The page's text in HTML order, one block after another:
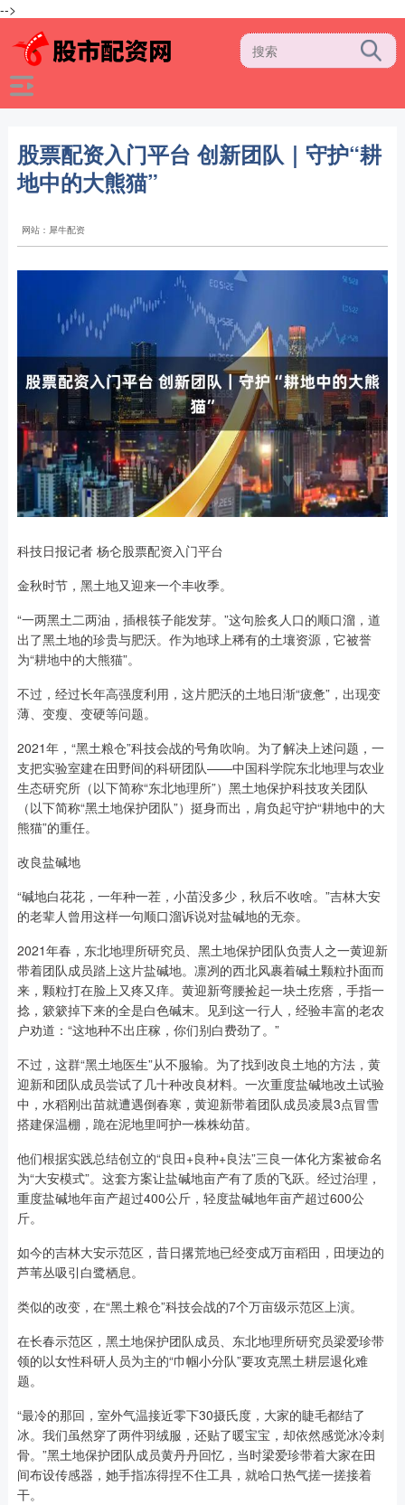
-->
股票配资入门平台 创新团队｜守护“耕
地中的大熊猫”
网站：犀牛配资
科技日报记者 杨仑股票配资入门平台
金秋时节，黑土地又迎来一个丰收季。
“一两黑土二两油，插根筷子能发芽。”这句脍炙人口的顺口溜，道
出了黑土地的珍贵与肥沃。作为地球上稀有的土壤资源，它被誉
为“耕地中的大熊猫”。
不过，经过长年高强度利用，这片肥沃的土地日渐“疲惫”，出现变
薄、变瘦、变硬等问题。
2021年，“黑土粮仓”科技会战的号角吹响。为了解决上述问题，一
支把实验室建在田野间的科研团队——中国科学院东北地理与农业
生态研究所（以下简称“东北地理所”）黑土地保护科技攻关团队
（以下简称“黑土地保护团队”）挺身而出，肩负起守护“耕地中的大
熊猫”的重任。
改良盐碱地
“碱地白花花，一年种一茬，小苗没多少，秋后不收啥。”吉林大安
的老辈人曾用这样一句顺口溜诉说对盐碱地的无奈。
2021年春，东北地理所研究员、黑土地保护团队负责人之一黄迎新
带着团队成员踏上这片盐碱地。凛冽的西北风裹着碱土颗粒扑面而
来，颗粒打在脸上又疼又痒。黄迎新弯腰捡起一块土疙瘩，手指一
捻，簌簌掉下来的全是白色碱末。见到这一行人，经验丰富的老农
户劝道：“这地种不出庄稼，你们别白费劲了。”
不过，这群“黑土地医生”从不服输。为了找到改良土地的方法，黄
迎新和团队成员尝试了几十种改良材料。一次重度盐碱地改土试验
中，水稻刚出苗就遭遇倒春寒，黄迎新带着团队成员凌晨3点冒雪
搭建保温棚，跪在泥地里呵护一株株幼苗。
他们根据实践总结创立的“良田+良种+良法”三良一体化方案被命名
为“大安模式”。这套方案让盐碱地亩产有了质的飞跃。经过治理，
重度盐碱地年亩产超过400公斤，轻度盐碱地年亩产超过600公
斤。
如今的吉林大安示范区，昔日撂荒地已经变成万亩稻田，田埂边的
芦苇丛吸引白鹭栖息。
类似的改变，在“黑土粮仓”科技会战的7个万亩级示范区上演。
在长春示范区，黑土地保护团队成员、东北地理所研究员梁爱珍带
领的以女性科研人员为主的“巾帼小分队”要攻克黑土耕层退化难
题。
“最冷的那回，室外气温接近零下30摄氏度，大家的睫毛都结了
冰。我们虽然穿了两件羽绒服，还贴了暖宝宝，却依然感觉冰冷刺
骨。”黑土地保护团队成员黄丹丹回忆，当时梁爱珍带着大家在田
间布设传感器，她手指冻得捏不住工具，就哈口热气搓一搓接着
干。